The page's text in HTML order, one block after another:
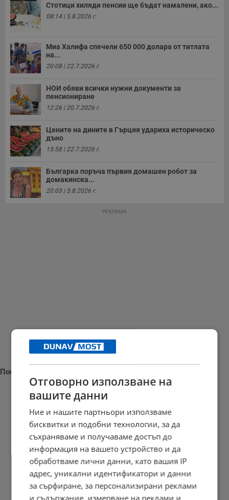
Стотици хиляди пенсии ще бъдат намалени, ако...
08:14 | 5.8.2026 г.
Миа Халифа спечели 650 000 долара от титлата
на...
20:08 | 22.7.2026 г.
НОИ обяви всички нужни документи за
пенсиониране
12:26 | 20.7.2026 г.
Цените на дините в Гърция удариха историческо
дъно
15:58 | 22.7.2026 г.
Българка поръча първия домашен робот за
домакинска...
20:03 | 5.8.2026 г.
РЕКЛАМА
Последни новини
Наталия Ефремова: Минималната заплата няма да е 620 евро
21:03 | 7.8.2026 г.
Сенатът на САЩ одобри нов пакет санкции срещу Русия
Отговорно използване на
вашите данни
Ние и нашите партньори използваме
бисквитки и подобни технологии, за да
съхраняваме и получаваме достъп до
информация на вашето устройство и да
обработваме лични данни, като вашия IP
адрес, уникални идентификатори и данни
за сърфиране, за персонализирани реклами